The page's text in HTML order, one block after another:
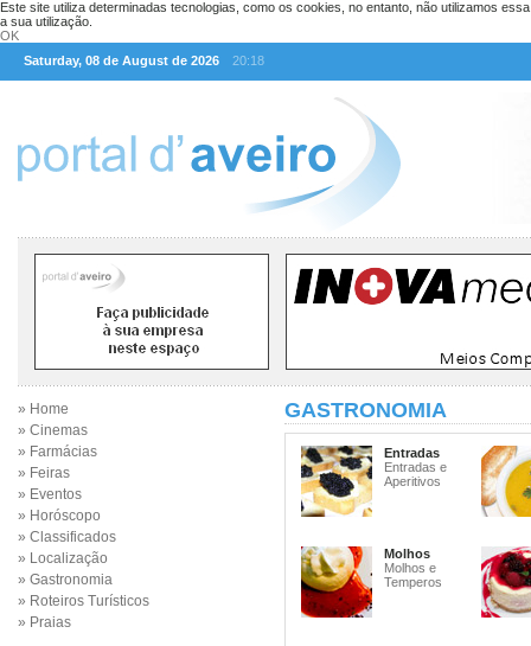
Este site utiliza determinadas tecnologias, como os cookies, no entanto, não utilizamos
a sua utilização.
OK
Saturday, 08 de August de 2026
20:18
» Home
» Cinemas
» Farmácias
» Feiras
» Eventos
» Horóscopo
» Classificados
» Localização
» Gastronomia
» Roteiros Turísticos
» Praias
GASTRONOMIA
Entradas
Entradas e
Aperitivos
Molhos
Molhos e
Temperos